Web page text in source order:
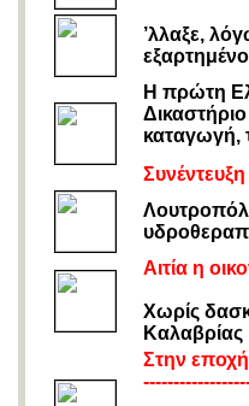
’λλαξε,
Η πρώτη
καταγωγή,
Αιτία η
Χωρίς
Καλαβρίας
Στην